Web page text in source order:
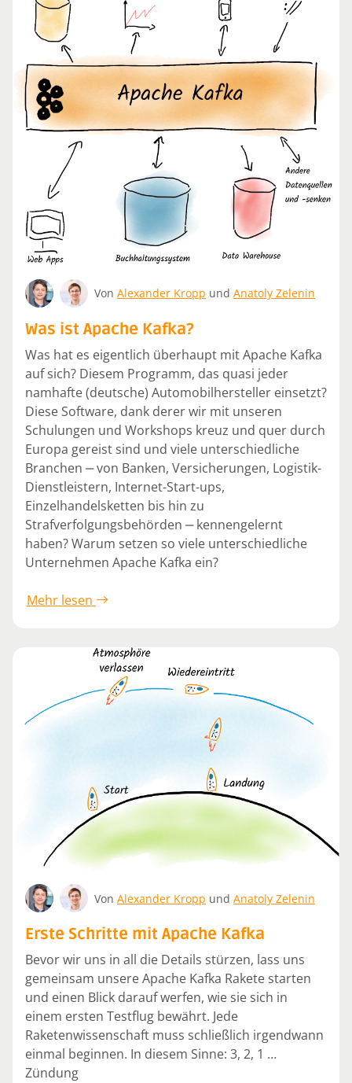
Von Alexander Kropp und Anatoly Zelenin
Was ist Apache Kafka?
Was hat es eigentlich überhaupt mit Apache Kafka
auf sich? Diesem Programm, das quasi jeder
namhafte (deutsche) Automobilhersteller einsetzt?
Diese Software, dank derer wir mit unseren
Schulungen und Workshops kreuz und quer durch
Europa gereist sind und viele unterschiedliche
Branchen ‒ von Banken, Versicherungen, Logistik-
Dienstleistern, Internet-Start-ups,
Einzelhandelsketten bis hin zu
Strafverfolgungsbehörden ‒ kennengelernt
haben? Warum setzen so viele unterschiedliche
Unternehmen Apache Kafka ein?
Mehr lesen
Von Alexander Kropp und Anatoly Zelenin
Erste Schritte mit Apache Kafka
Bevor wir uns in all die Details stürzen, lass uns
gemeinsam unsere Apache Kafka Rakete starten
und einen Blick darauf werfen, wie sie sich in
einem ersten Testflug bewährt. Jede
Raketenwissenschaft muss schließlich irgendwann
einmal beginnen. In diesem Sinne: 3, 2, 1 …
Zündung